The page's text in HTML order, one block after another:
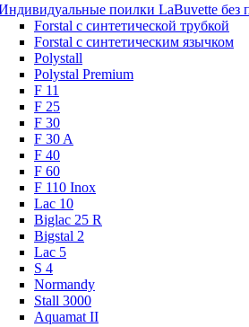
поилки LaBuvette без
Forstal с синтетической трубкой
Forstal с синтетическим язычком
Polystall
Polystal Premium
F 11
F 25
F 30
F 30 A
F 40
F 60
F 110 Inox
Lac 10
Biglac 25 R
Bigstal 2
Lac 5
S 4
Normandy
Stall 3000
Aquamat II